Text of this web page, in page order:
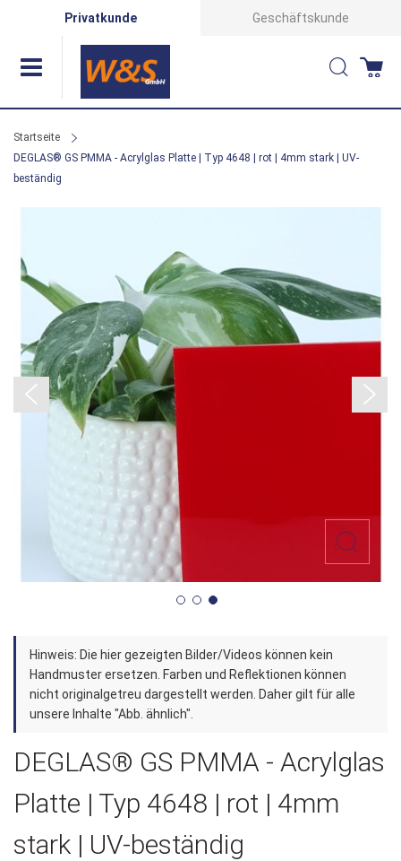
Privatkunde Geschäftskunde
Suche
Startseite
DEGLAS® GS PMMA - Acrylglas Platte | Typ 4648 | rot | 4mm stark | UV-
beständig
der
Bildergalerie
springen
Zum
Anfang
der
Bildergalerie
Hinweis: Die hier gezeigten Bilder/Videos können kein
Handmuster ersetzen. Farben und Reflektionen können
nicht originalgetreu dargestellt werden. Daher gilt für alle
unsere Inhalte "Abb. ähnlich".
DEGLAS® GS PMMA - Acrylglas
Platte | Typ 4648 | rot | 4mm
stark | UV-beständig